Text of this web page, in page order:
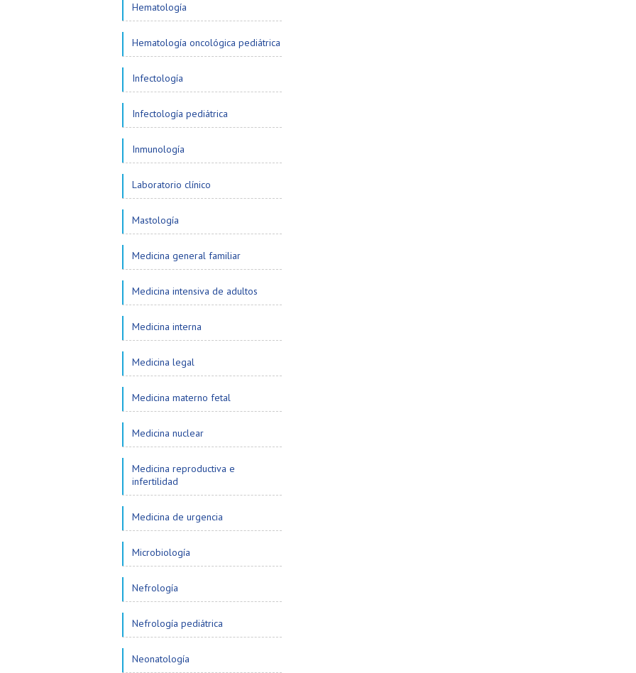
Hematología
Hematología oncológica pediátrica
Infectología
Infectología pediátrica
Inmunología
Laboratorio clínico
Mastología
Medicina general familiar
Medicina intensiva de adultos
Medicina interna
Medicina legal
Medicina materno fetal
Medicina nuclear
Medicina reproductiva e
infertilidad
Medicina de urgencia
Microbiología
Nefrología
Nefrología pediátrica
Neonatología